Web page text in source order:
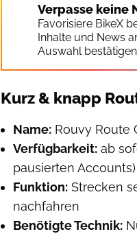
Verpasse keine
Favorisiere BikeX
Inhalte und News
Auswahl
Kurz & knapp
Name: Rouvy Route
Verfügbarkeit: ab
pausierten Accounts)
Funktion: Strecken
nachfahren
Benötigte Technik: